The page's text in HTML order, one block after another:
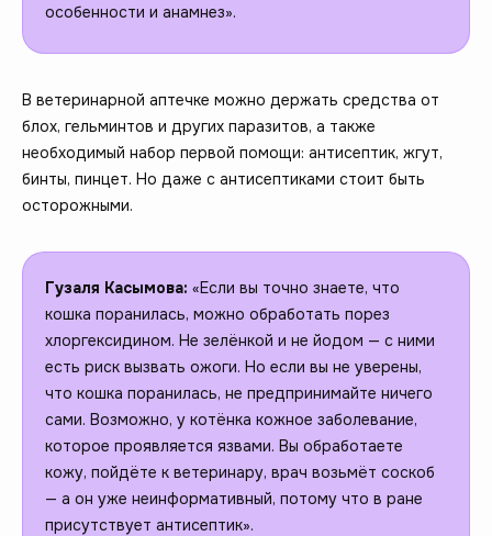
особенности и анамнез».
В ветеринарной аптечке можно держать средства от
блох, гельминтов и других паразитов, а также
необходимый набор первой помощи: антисептик, жгут,
бинты, пинцет. Но даже с антисептиками стоит быть
осторожными.
Гузаля Касымова: «Если вы точно знаете, что
кошка поранилась, можно обработать порез
хлоргексидином. Не зелёнкой и не йодом — с ними
есть риск вызвать ожоги. Но если вы не уверены,
что кошка поранилась, не предпринимайте ничего
сами. Возможно, у котёнка кожное заболевание,
которое проявляется язвами. Вы обработаете
кожу, пойдёте к ветеринару, врач возьмёт соскоб
— а он уже неинформативный, потому что в ране
присутствует антисептик».